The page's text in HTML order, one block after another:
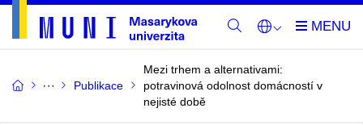
Publikace
Mezi trhem a alternativami:
potravinová odolnost domácností v
nejisté době